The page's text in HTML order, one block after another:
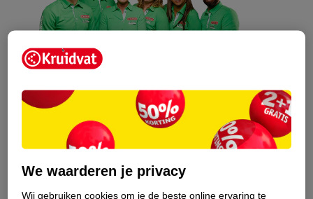
Kruidvat is een erkend specialist in
zelfzorg, ook online. Wat je
gezondheidsvraag ook is, stel hem aan
We waarderen je privacy
Wij gebruiken cookies om je de beste online ervaring te